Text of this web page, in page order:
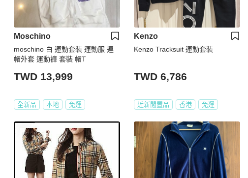
Moschino
moschino 白 運動套裝 運動服 連
帽外套 運動褲 套裝 帽T
TWD 13,999
全新品 本地 免運
Kenzo
Kenzo Tracksuit 運動套裝
TWD 6,786
近新閒置品 香港 免運